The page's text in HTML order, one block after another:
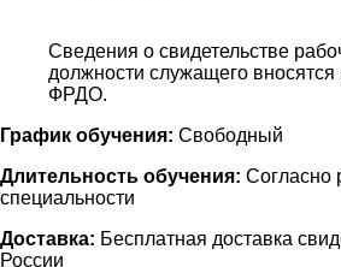
Сведения о свидетельстве
должности служащего
ФРДО.
График обучения: Свободный
Длительность обучения: Согласно
специальности
Доставка: Бесплатная доставка
России